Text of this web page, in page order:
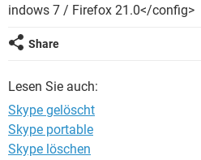
FACEBOOK
FACEBOOK
indows 7 / Firefox 21.0</config>
Share
Lesen Sie auch:
Skype gelöscht
Skype portable
Skype löschen